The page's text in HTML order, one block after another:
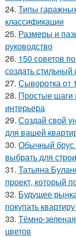
24. Типы
классификации
25. Размеры и
руководство
26. 150 советов
создать стильный
27. Сыворотка от
28. Простые шаги
интерьера
29. Создай свой
для вашей
30. Обычный брус
выбрать для
31. Татьяна
проект, который
32. Будущее
покупать
33. Тёмно-
цветов